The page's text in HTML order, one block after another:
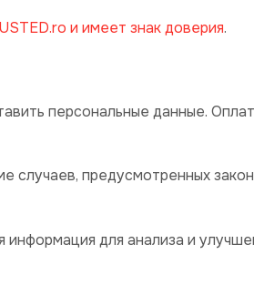
и имеет знак доверия.
персональные данные.
случаев, предусмотренных
для анализа и